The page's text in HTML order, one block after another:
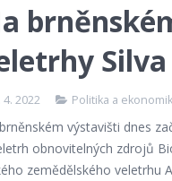
Silva
4. 2022 Politika a
výstavišti dnes
obnovitelných zdrojů
zemědělského veletrhu